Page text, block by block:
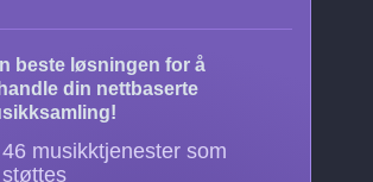
beste løsningen for å
din nettbaserte
46 musikktjenester som
støttes